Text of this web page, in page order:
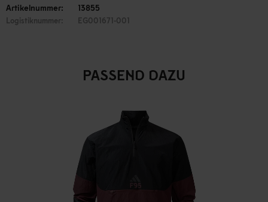
Artikelnummer: 13855
Logistiknummer: EG001671-001
PASSEND DAZU